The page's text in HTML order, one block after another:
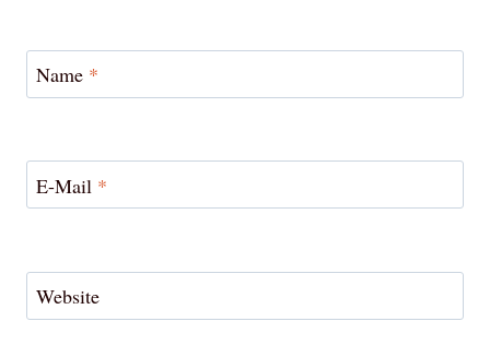
Name *
E-Mail *
Website